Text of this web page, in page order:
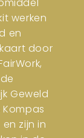
werken
en
door
Geweld
Kompas
zijn in